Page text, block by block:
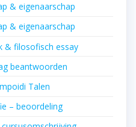
& eigenaarschap
& eigenaarschap
& filosofisch essay
beantwoorden
Talen
– beoordeling